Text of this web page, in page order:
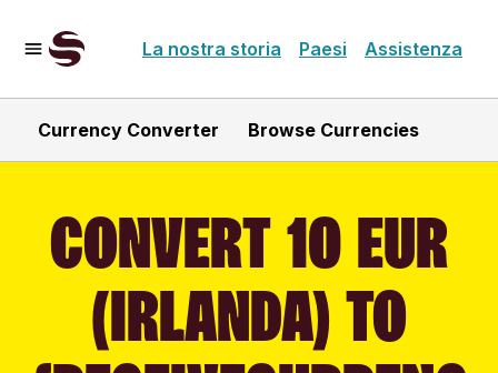
La nostra storia Paesi Assistenza
Currency Converter Browse Currencies
CONVERT 10 EUR
(IRLANDA) TO